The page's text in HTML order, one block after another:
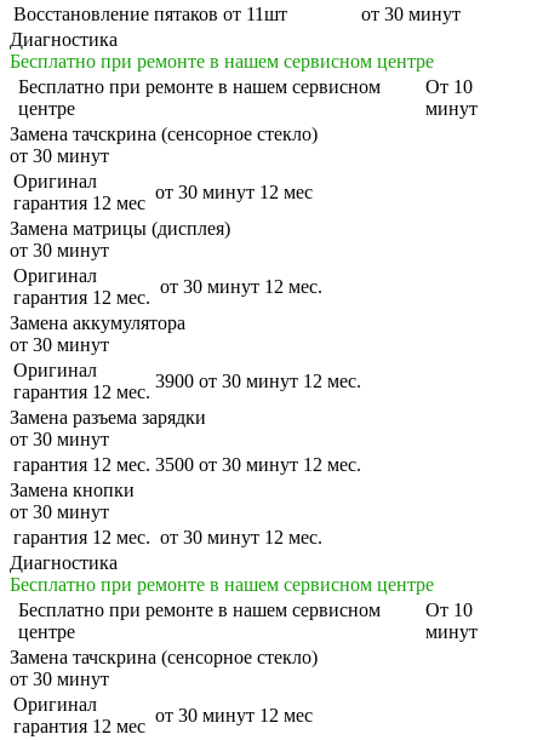
Восстановление пятаков от 11шт
от 30 минут
Диагностика
Бесплатно при ремонте в нашем сервисном центре
Бесплатно при ремонте в нашем сервисном
центре
От 10
минут
Замена тачскрина (сенсорное стекло)
от 30 минут
Оригинал
гарантия 12 мес
от 30 минут 12 мес
Замена матрицы (дисплея)
от 30 минут
Оригинал
гарантия 12 мес.
от 30 минут 12 мес.
Замена аккумулятора
от 30 минут
Оригинал
гарантия 12 мес.
3900 от 30 минут 12 мес.
Замена разъема зарядки
от 30 минут
гарантия 12 мес. 3500 от 30 минут 12 мес.
Замена кнопки
от 30 минут
гарантия 12 мес. от 30 минут 12 мес.
Диагностика
Бесплатно при ремонте в нашем сервисном центре
Бесплатно при ремонте в нашем сервисном
центре
От 10
минут
Замена тачскрина (сенсорное стекло)
от 30 минут
Оригинал
гарантия 12 мес
от 30 минут 12 мес